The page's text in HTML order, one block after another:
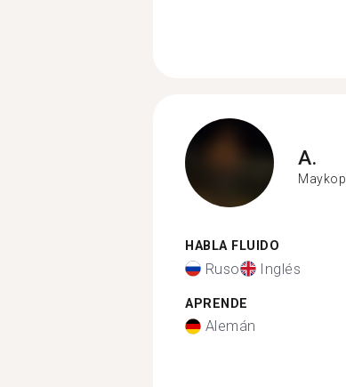
A.
Maykop
HABLA FLUIDO
Ruso Inglés
APRENDE
Alemán